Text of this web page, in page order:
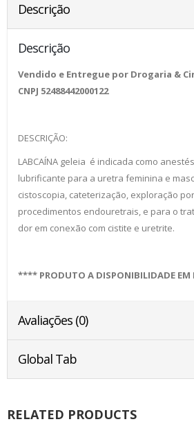
Descrição
Descrição
Vendido e Entregue por Drogaria &
CNPJ 52488442000122
DESCRIÇÃO:
LABCAÍNA geleia é indicada como
lubrificante para a uretra feminina e
cistoscopia, cateterização, exploração
procedimentos endouretrais, e para o
dor em conexão com cistite e uretrite.
**** PRODUTO A DISPONIBILIDADE
Avaliações (0)
Global Tab
RELATED PRODUCTS